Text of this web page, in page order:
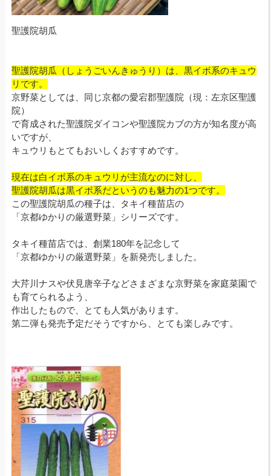
聖護院胡瓜
聖護院胡瓜（しょうごいんきゅうり） は、黒イボ系のキュウ
リです。
京野菜としては、同じ京都の愛宕郡聖護院（現：左京区聖護
院）
で育成された聖護院ダイコンや聖護院カブの方が知名度が高
いですが、
キュウリもとてもおいしくおすすめです。
現在は白イボ系のキュウリが主流なのに対し、
聖護院胡瓜は黒イボ系だというのも魅力の1つです。
この聖護院胡瓜の種子は、タキイ種苗店の
「京都ゆかりの厳選野菜」シリーズです。
タキイ種苗店では、創業180年を記念して
「京都ゆかりの厳選野菜」を新発売しました。
大芹川ナスや伏見唐辛子などさまざまな京野菜を家庭菜園で
も育てられるよう、
作出したもので、とても人気があります。
第二弾も発売予定だそうですから、とても楽しみです。